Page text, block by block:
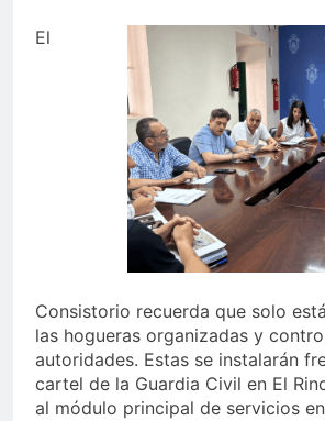
El
Consistorio recuerda que solo
las hogueras organizadas y
autoridades. Estas se instalarán
cartel de la Guardia Civil en El
al módulo principal de servicios